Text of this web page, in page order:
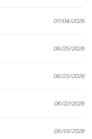
07/04/2026
06/25/2026
06/23/2026
06/22/2026
06/19/2026